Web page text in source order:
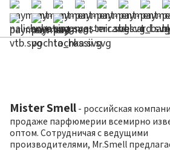
Mister Smell - российская
продаже парфюмерии всемирно
оптом. Сотрудничая с ведущими
производителями, Mr.Smell